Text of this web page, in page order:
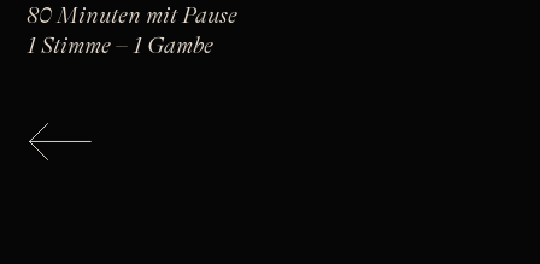
80 Minuten mit Pause
1 Stimme – 1 Gambe